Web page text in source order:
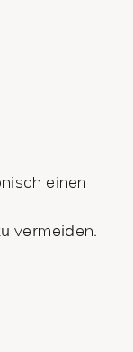
einen
vermeiden.